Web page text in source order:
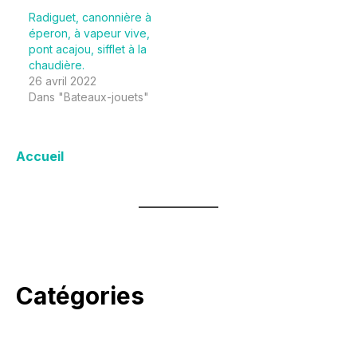
Radiguet, canonnière à
éperon, à vapeur vive,
pont acajou, sifflet à la
chaudière.
26 avril 2022
Dans "Bateaux-jouets"
Accueil
Catégories